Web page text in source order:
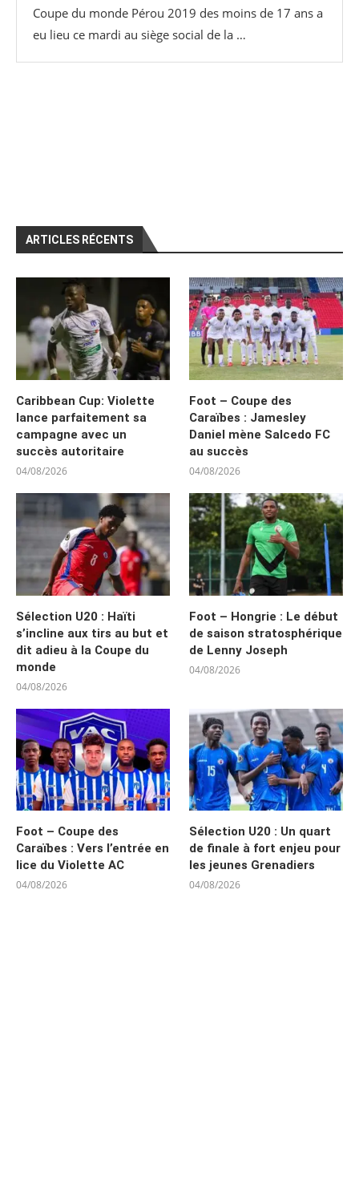
Coupe du monde Pérou 2019 des moins de 17 ans a
eu lieu ce mardi au siège social de la …
ARTICLES RÉCENTS
Caribbean Cup: Violette
lance parfaitement sa
campagne avec un
succès autoritaire
04/08/2026
Foot – Coupe des
Caraïbes : Jamesley
Daniel mène Salcedo FC
au succès
04/08/2026
Sélection U20 : Haïti
s’incline aux tirs au but et
dit adieu à la Coupe du
monde
04/08/2026
Foot – Hongrie : Le début
de saison stratosphérique
de Lenny Joseph
04/08/2026
Foot – Coupe des
Caraïbes : Vers l’entrée en
lice du Violette AC
04/08/2026
Sélection U20 : Un quart
de finale à fort enjeu pour
les jeunes Grenadiers
04/08/2026